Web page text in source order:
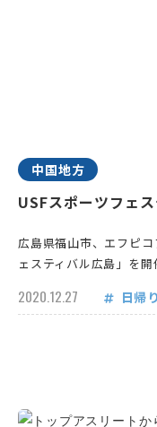
中国地方
USFスポーツフェ
広島県福山市、エフピ
ェスティバル広島」を開
2020.12.27 日帰り